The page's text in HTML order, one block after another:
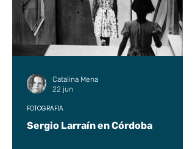
Sergio Larraín en Córdoba
FOTOGRAFÍA
Catalina Mena
22 jun